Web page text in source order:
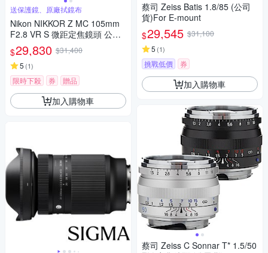
送保護鏡、原廠拭鏡布
Nikon NIKKOR Z MC 105mm
F2.8 VR S 微距定焦鏡頭 公司
貨
$29,830 $31,400
5 (1)
限時下殺 券 贈品
加入購物車
蔡司 Zeiss Batis 1.8/85 (公司
貨)For E-mount
$29,545 $31,100
5 (1)
挑戰低價 券
加入購物車
蔡司 Zeiss C Sonnar T* 1.5/50